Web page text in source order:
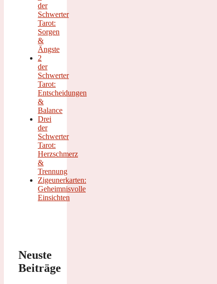
der
Schwerter
Tarot:
Sorgen
&
Ängste
2
der
Schwerter
Tarot:
Entscheidungen
&
Balance
Drei
der
Schwerter
Tarot:
Herzschmerz
&
Trennung
Zigeunerkarten:
Geheimnisvolle
Einsichten
Neuste
Beiträge